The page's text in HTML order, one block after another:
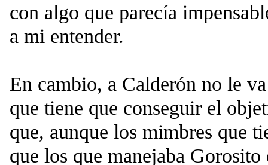
con algo que parecía
a mi entender.
En cambio, a Calderón no le
que tiene que conseguir el
que, aunque los mimbres que
que los que manejaba